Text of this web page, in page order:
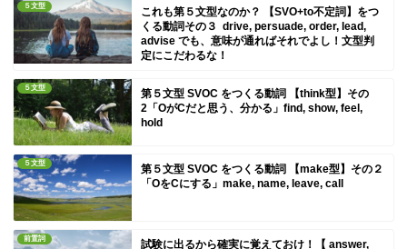
５文型
これも第５文型なのか？ 【SVO+to不定詞】をつ
くる動詞その３ drive, persuade, order, lead,
advise でも、意味が通ればそれでよし！文型判
定にこだわるな！
５文型
第５文型 SVOC をつくる動詞 【think型】その
2「OがCだと思う、分かる」find, show, feel,
hold
５文型
第５文型 SVOC をつくる動詞 【make型】その２
「OをCにする」make, name, leave, call
前置詞
試験に出るから確実に覚えておけ！【 answer,